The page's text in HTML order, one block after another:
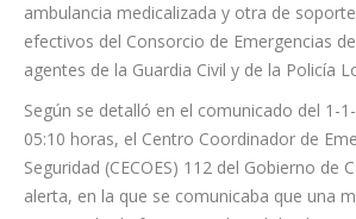
ambulancia medicalizada y otra de
efectivos del Consorcio de Emergencias
agentes de la Guardia Civil y de la Policía
Según se detalló en el comunicado del 1-
05:10 horas, el Centro Coordinador de
Seguridad (CECOES) 112 del Gobierno de
alerta, en la que se comunicaba que una